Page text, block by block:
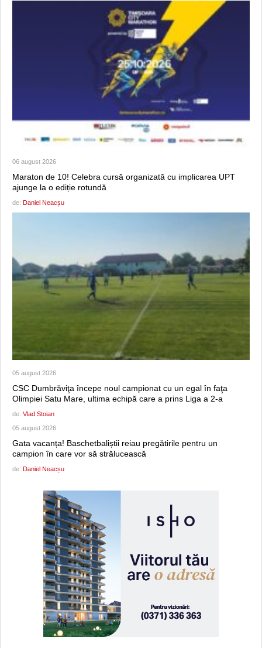
06 august 2026
Maraton de 10! Celebra cursă organizată cu implicarea UPT
ajunge la o ediție rotundă
de: Daniel Neacșu
05 august 2026
CSC Dumbrăviţa începe noul campionat cu un egal în faţa
Olimpiei Satu Mare, ultima echipă care a prins Liga a 2-a
de: Vlad Stoian
05 august 2026
Gata vacanța! Baschetbaliștii reiau pregătirile pentru un
campion în care vor să strălucească
de: Daniel Neacșu